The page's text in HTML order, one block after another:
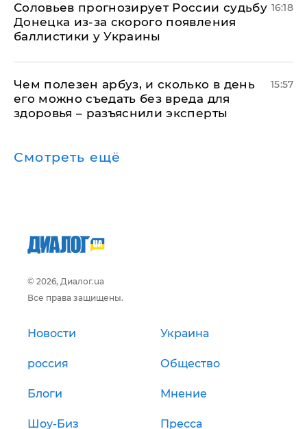
Соловьев прогнозирует России судьбу
Донецка из-за скорого появления
баллистики у Украины
16:18
Чем полезен арбуз, и сколько в день
его можно съедать без вреда для
здоровья – разъяснили эксперты
15:57
Смотреть ещё
© 2026, Диалог.ua
Все права защищены.
Новости Украина
россия Общество
Блоги Мнение
Шоу-Биз Пресса